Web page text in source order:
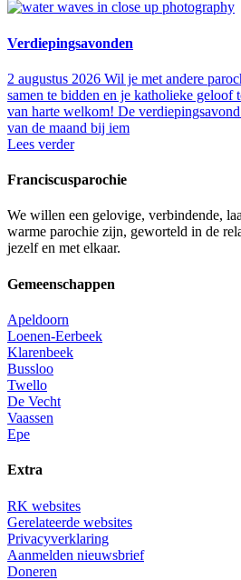
Verdiepingsavonden
2 augustus 2026 Wil je met andere
samen te bidden en je katholieke geloof
van harte welkom! De
van de maand bij iem
Lees verder
Franciscusparochie
We willen een gelovige, verbindende,
warme parochie zijn, geworteld in de
jezelf en met elkaar.
Gemeenschappen
Apeldoorn
Loenen-Eerbeek
Klarenbeek
Bussloo
Twello
De Vecht
Vaassen
Epe
Extra
RK websites
Gerelateerde websites
Privacyverklaring
Aanmelden nieuwsbrief
Doneren